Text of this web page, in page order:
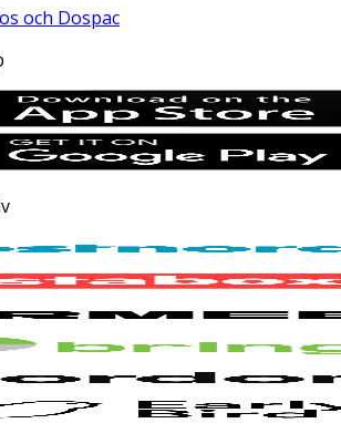
och Dospac